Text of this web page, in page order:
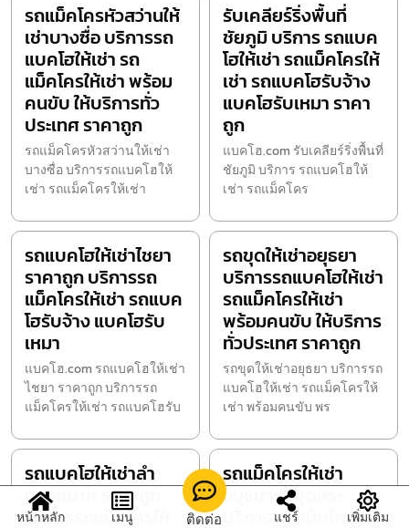
รถแม็คโครหัวสว่านให้
เช่าบางซื่อ บริการรถ
แบคโฮให้เช่า รถ
แม็คโครให้เช่า พร้อม
คนขับ ให้บริการทั่ว
ประเทศ ราคาถูก
รถแม็คโครหัวสว่านให้เช่า
บางซื่อ บริการรถแบคโฮให้
เช่า รถแม็คโครให้เช่า
รับเคลียร์ริ่งพื้นที่
ชัยภูมิ บริการ รถแบค
โฮให้เช่า รถแม็คโครให้
เช่า รถแบคโฮรับจ้าง
แบคโฮรับเหมา ราคา
ถูก
แบคโฮ.com รับเคลียร์ริ่งพื้นที่
ชัยภูมิ บริการ รถแบคโฮให้
เช่า รถแม็คโคร
รถแบคโฮให้เช่าไชยา
ราคาถูก บริการรถ
แม็คโครให้เช่า รถแบค
โฮรับจ้าง แบคโฮรับ
เหมา
แบคโฮ.com รถแบคโฮให้เช่า
ไชยา ราคาถูก บริการรถ
แม็คโครให้เช่า รถแบคโฮรับ
รถขุดให้เช่าอยุธยา
บริการรถแบคโฮให้เช่า
รถแม็คโครให้เช่า
พร้อมคนขับ ให้บริการ
ทั่วประเทศ ราคาถูก
รถขุดให้เช่าอยุธยา บริการรถ
แบคโฮให้เช่า รถแม็คโครให้
เช่า พร้อมคนขับ พร
รถแบคโฮให้เช่าลำ
ปลายมาศ ราคาถูก
บริการรถแม็คโครให้
รถแม็คโครให้เช่า
อยุธยารับขุดสระ
บริการ รถแม็คโครให้
หน้าหลัก เมนู ติดต่อ แชร์ เพิ่มเติม